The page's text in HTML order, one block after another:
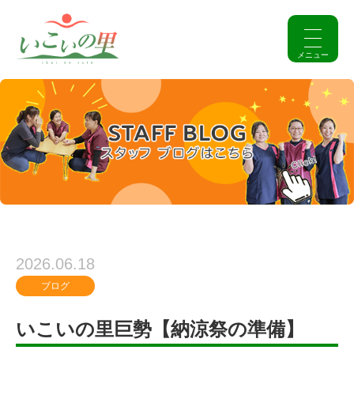
2026.06.18
ブログ
いこいの里巨勢【納涼祭の準備】